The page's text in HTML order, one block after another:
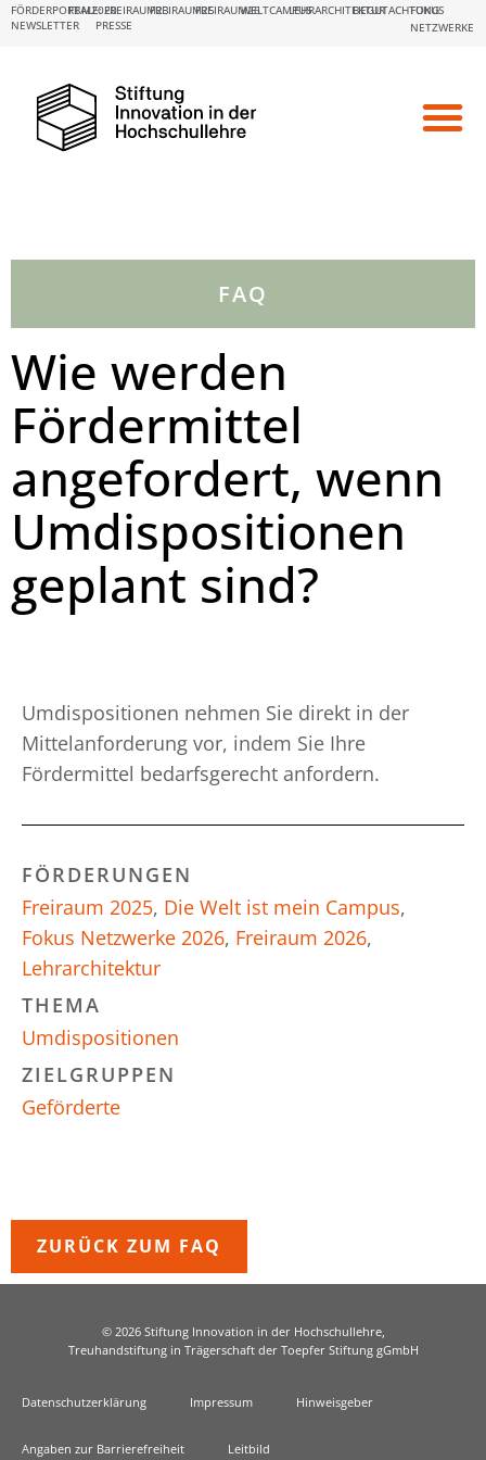
NEWSLETTER PRESSE
FÖRDERPORTALE:
FBM2020FREIRAUM23FREIRAUM25FREIRAUM26WELTCAMPUSLEHRARCHITEKTURBEGUTACHTUNG
FOKUS
NETZWERKE
FAQ
Wie werden
Fördermittel
angefordert, wenn
Umdispositionen
geplant sind?
Umdispositionen nehmen Sie direkt in der
Mittelanforderung vor, indem Sie Ihre
Fördermittel bedarfsgerecht anfordern.
FÖRDERUNGEN
Freiraum 2025, Die Welt ist mein Campus,
Fokus Netzwerke 2026, Freiraum 2026,
Lehrarchitektur
THEMA
Umdispositionen
ZIELGRUPPEN
Geförderte
ZURÜCK ZUM FAQ
© 2026 Stiftung Innovation in der Hochschullehre,
Treuhandstiftung in Trägerschaft der Toepfer Stiftung gGmbH
Datenschutzerklärung Impressum Hinweisgeber
Angaben zur Barrierefreiheit Leitbild